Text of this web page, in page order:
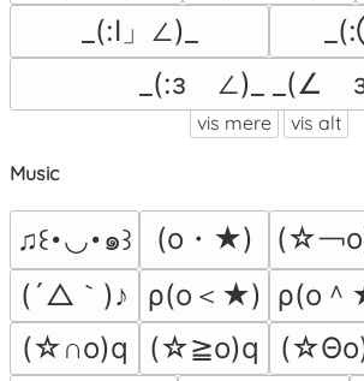
_(:Ⅰ」∠)_
_(:зゝ∠)_ _(∠ゝ
vis mere vis alt
Music
♫꒰･◡･๑꒱ (o・★) (☆￢
(´△｀)♪
ρ(o＜★) ρ(o
(☆∩o)q
(☆≧o)q